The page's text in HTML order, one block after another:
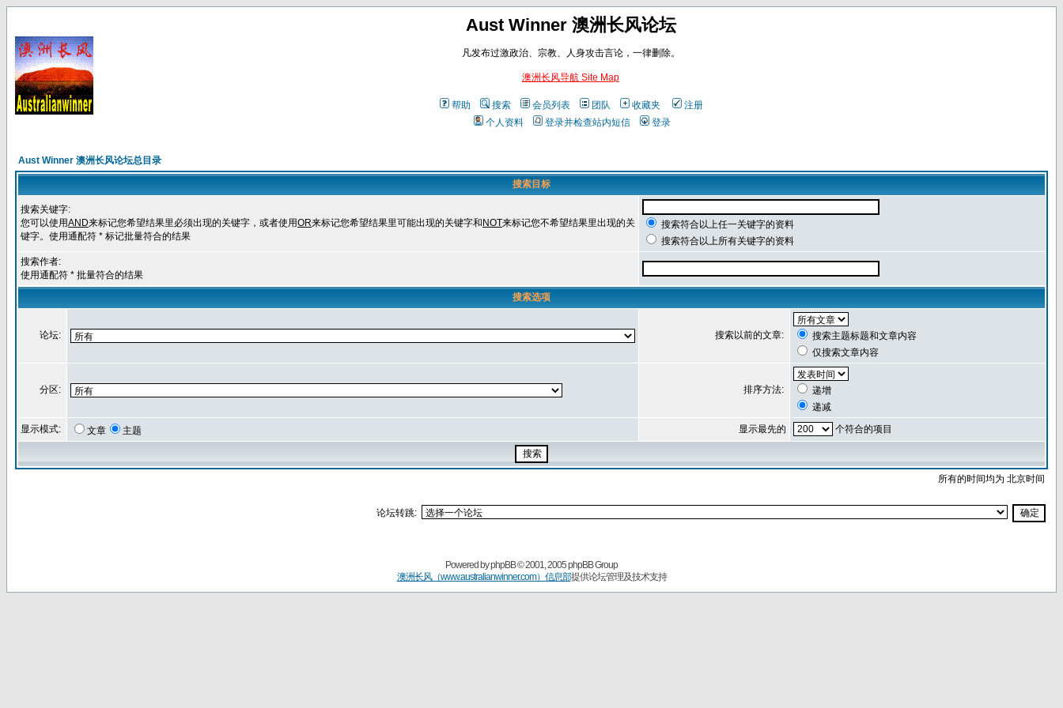
Aust Winner 澳洲长风论坛
凡发布过激政治、宗教、人身攻击言论，一律删除。
澳洲长风导航 Site Map
帮助 搜索 会员列表 团队 收藏夹
注册
个人资料
登录并检查站内短信 登录
Aust Winner 澳洲长风论坛总目录
搜索目标
搜索关键字:
您可以使用AND来标记您希望结果里必须出现的关键字，或者使用OR来标记您希望结果里可能出现的关键字和 NOT来标记您不希望结果里出现的关
键字。使用通配符 * 标记批量符合的结果
搜索符合以上任一关键字的资料
搜索符合以上所有关键字的资料
搜索作者:
使用通配符 * 批量符合的结果
搜索选项
论坛: 搜索以前的文章:
搜索主题标题和文章内容
仅搜索文章内容
分区: 排序方法:
递增
递减
显示模式:
文章 主题 显示最先的 个符合的项目
所有的时间均为 北京时间
论坛转跳:
Powered byphpBB© 2001, 2005 phpBB Group
澳洲长风（www.australianwinner.com）信息部提供论坛管理及技术支持